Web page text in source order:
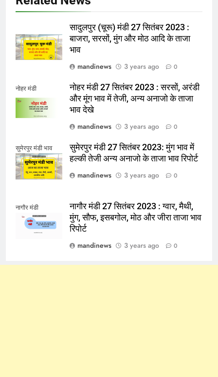
सादुलपुर (चूरू) मंडी 27 सितंबर 2023 :
बाजरा, सरसों, मुंग और मोठ आदि के ताजा
भाव
mandinews
3 years ago 0
नोहर मंडी
नोहर मंडी 27 सितंबर 2023 : सरसों, अरंडी
और मूंग भाव में तेजी, अन्य अनाजो के ताजा
भाव देखे
mandinews
3 years ago 0
सुमेरपुर मंडी भाव
सुमेरपुर मंडी 27 सितंबर 2023: मुंग भाव में
हल्की तेजी अन्य अनाजो के ताजा भाव रिपोर्ट
mandinews
3 years ago 0
नागौर मंडी
नागौर मंडी 27 सितंबर 2023 : ग्वार, मैथी,
मुंग, सौफ, इसबगोल, मोठ और जीरा ताजा भाव
रिपोर्ट
mandinews
3 years ago 0